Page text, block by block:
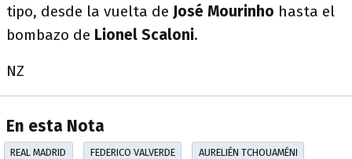
tipo, desde la vuelta de José Mourinho hasta el
bombazo de Lionel Scaloni.
NZ
En esta Nota
REAL MADRID FEDERICO VALVERDE AURELIÉN TCHOUAMÉNI